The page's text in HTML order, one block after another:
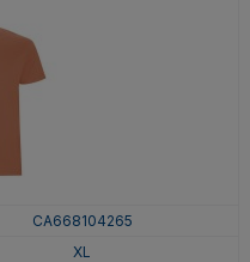
CA668104265
XL